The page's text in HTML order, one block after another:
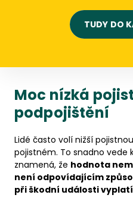
TUDY DO
Moc nízká
podpojištění
Lidé často volí nižší
pojistném. To snadno vede
znamená, že hodnota
není odpovídajícím
při škodní události